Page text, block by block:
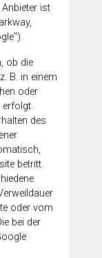
ist
ob die
B. in einem
oder
des
betritt.
oder vom
bei der